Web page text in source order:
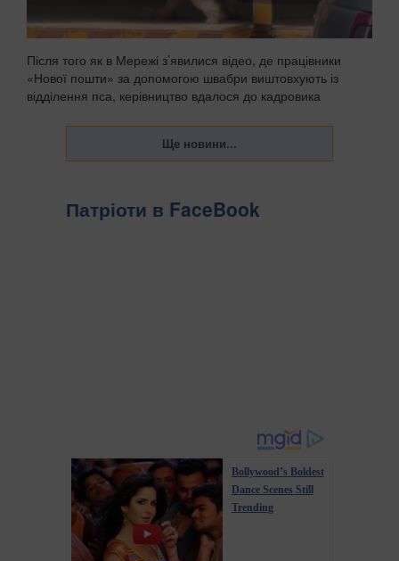
Після того як в Мережі з’явилися відео, де працівники
«Нової пошти» за допомогою швабри виштовхують із
відділення пса, керівництво вдалося до кадровика
звільнила працівників одного зі своїх відділ...
Патріоти в FaceBook
Bollywood’s Boldest
Dance Scenes Still
Trending